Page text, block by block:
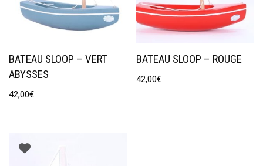
BATEAU SLOOP – VERT
ABYSSES
42,00€
BATEAU SLOOP – ROUGE
42,00€